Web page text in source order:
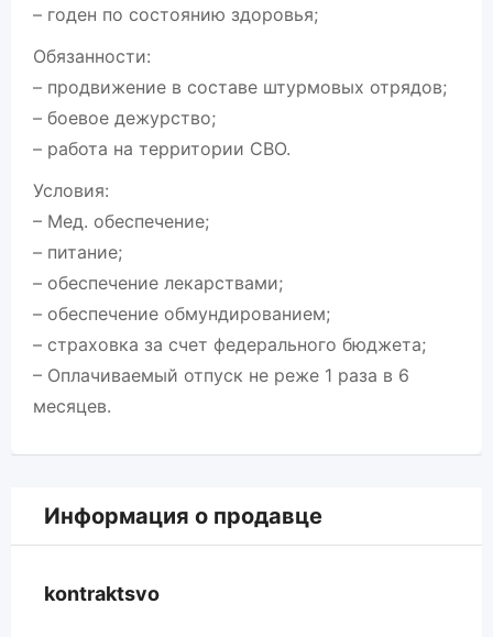
– годен по состоянию здоровья;
Обязанности:
– продвижение в составе штурмовых отрядов;
– боевое дежурство;
– работа на территории СВО.
Условия:
– Мед. обеспечение;
– питание;
– обеспечение лекарствами;
– обеспечение обмундированием;
– страховка за счет федерального бюджета;
– Оплачиваемый отпуск не реже 1 раза в 6
месяцев.
Информация о продавце
kontraktsvo